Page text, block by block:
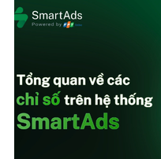
Kinh tế
Bất động sản